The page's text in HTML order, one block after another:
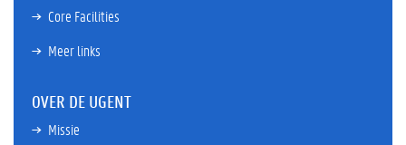
Core Facilities
Meer links
OVER DE UGENT
Missie